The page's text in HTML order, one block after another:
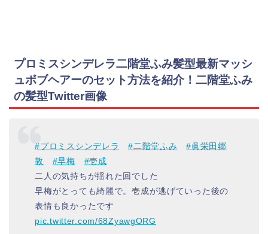
プロミスシンデレラ二階堂ふみ髪型最新マッシ
ュボブヘアーのセット方法を紹介！ 二階堂ふみ
の髪型Twitter画像
#プロミスシンデレラ #二階堂ふみ
#眞栄田郷
敦
#早梅
#壱成
二人の気持ちが揺れた回でした
早梅がとっても綺麗で。壱成が逃げていった後の
表情も良かったです
pic.twitter.com/68ZyawgORG